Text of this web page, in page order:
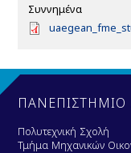
Συννημένα
D
u
e
n
t
ΠΑΝΕΠΙΣΤΗΜΙΟ
Πολυτεχνική Σχολή
Τμήμα Μηχανικών